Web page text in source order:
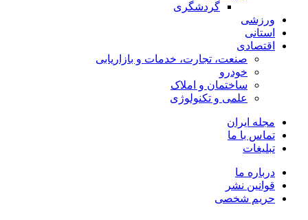
گردشگری
ورزشی
استانی
اقتصادی
صنعت، تجارت، خدمات و بازاریابی
خودرو
ساختمان و املاک
علمی و تکنولوژی
مجله ایران
تماس با ما
تبلیغات
درباره ما
قوانین نشر
حریم شخصی